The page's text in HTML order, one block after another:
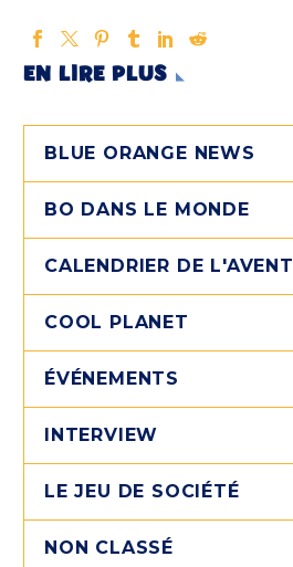
EN LIRE PLUS
BLUE ORANGE NEWS
BO DANS LE MONDE
CALENDRIER DE L'AVENT
COOL PLANET
ÉVÉNEMENTS
INTERVIEW
LE JEU DE SOCIÉTÉ
NON CLASSÉ